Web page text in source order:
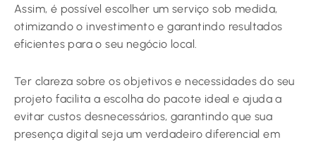
Assim, é possível escolher um serviço sob medida,
otimizando o investimento e garantindo resultados
eficientes para o seu negócio local.
Ter clareza sobre os objetivos e necessidades do seu
projeto facilita a escolha do pacote ideal e ajuda a
evitar custos desnecessários, garantindo que sua
presença digital seja um verdadeiro diferencial em